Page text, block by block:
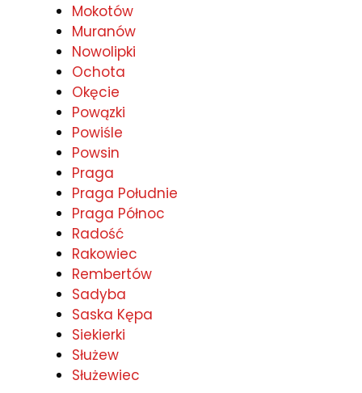
Mokotów
Muranów
Nowolipki
Ochota
Okęcie
Powązki
Powiśle
Powsin
Praga
Praga Południe
Praga Północ
Radość
Rakowiec
Rembertów
Sadyba
Saska Kępa
Siekierki
Służew
Służewiec